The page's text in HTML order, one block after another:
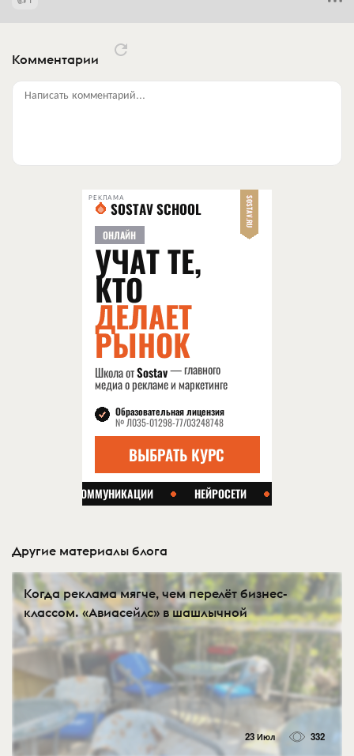
Комментарии
Написать комментарий...
РЕКЛАМА
Другие материалы блога
Когда реклама мягче, чем перелёт бизнес-
классом. «Авиасейлс» в шашлычной
23 Июл 332